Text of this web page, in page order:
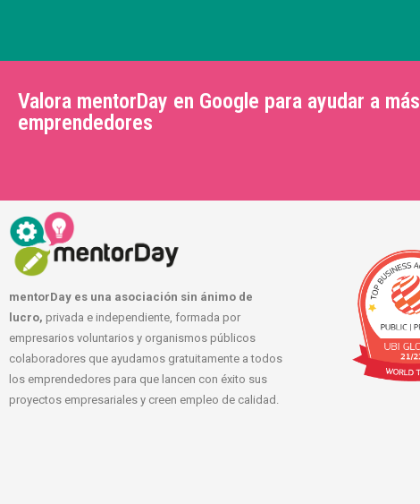
Valora mentorDay en Google para ayudar a más
emprendedores
mentorDay es una asociación sin ánimo de
lucro, privada e independiente, formada por
empresarios voluntarios y organismos públicos
colaboradores que ayudamos gratuitamente a todos
los emprendedores para que lancen con éxito sus
proyectos empresariales y creen empleo de calidad.